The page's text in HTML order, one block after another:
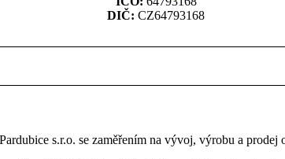
DIČ: CZ64793168
s.r.o. se zaměřením na vývoj, výrobu a